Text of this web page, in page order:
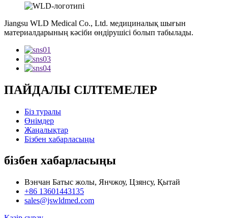
Jiangsu WLD Medical Co., Ltd. медициналық шығын
материалдарының кәсіби өндірушісі болып табылады.
ПАЙДАЛЫ СІЛТЕМЕЛЕР
Біз туралы
Өнімдер
Жаңалықтар
Бізбен хабарласыңы
бізбен хабарласыңы
Вэнчан Батыс жолы, Янчжоу, Цзянсу, Қытай
+86 13601443135
sales@jswldmed.com